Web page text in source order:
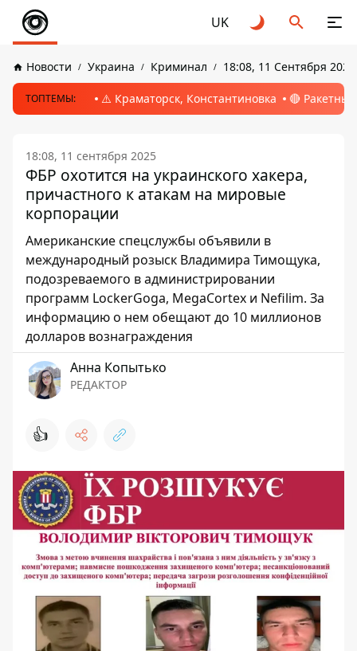
UK
Новости Украина Криминал 18:08, 11 Сентября 2025
ТОПТЕМЫ: ⚠️ Краматорск, Константиновка 🔴
18:08, 11 сентября 2025
ФБР охотится на украинского хакера,
причастного к атакам на мировые
корпорации
Американские спецслужбы объявили в
международный розыск Владимира Тимощука,
подозреваемого в администрировании
программ LockerGoga, MegaCortex и Nefilim. За
информацию о нем обещают до 10 миллионов
долларов вознаграждения
Анна Копытько
РЕДАКТОР
👍